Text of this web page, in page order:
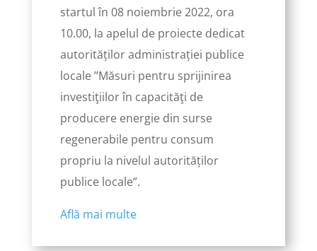
startul în 08 noiembrie 2022, ora
10.00, la apelul de proiecte dedicat
autorităților administrației publice
locale ”Măsuri pentru sprijinirea
investiţiilor în capacităţi de
producere energie din surse
regenerabile pentru consum
propriu la nivelul autorităților
publice locale”.
Află mai multe